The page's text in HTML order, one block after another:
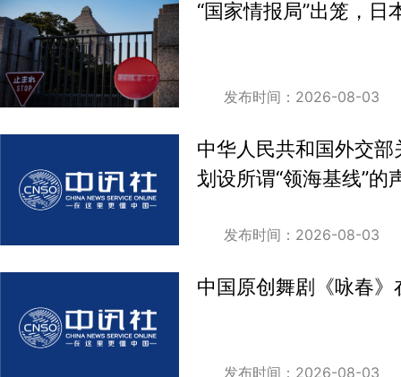
“国家情报局”出笼，日
发布时间：2026-08-03
中华人民共和国外交
划设所谓“领海基线”的
发布时间：2026-08-03
中国原创舞剧《咏春》
发布时间：2026-08-03